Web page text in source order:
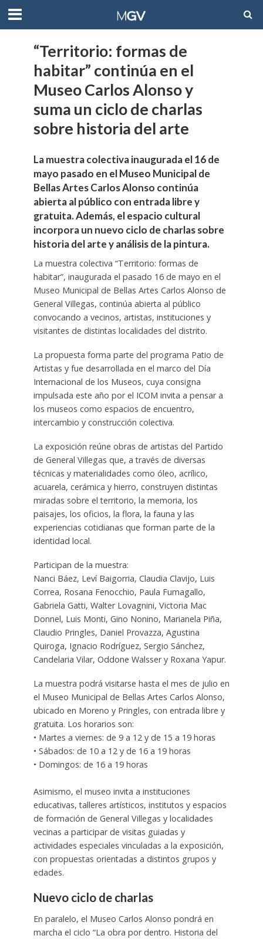
“Territorio: formas de
habitar” continúa en el
Museo Carlos Alonso y
suma un ciclo de charlas
sobre historia del arte
La muestra colectiva inaugurada el 16 de
mayo pasado en el Museo Municipal de
Bellas Artes Carlos Alonso continúa
abierta al público con entrada libre y
gratuita. Además, el espacio cultural
incorpora un nuevo ciclo de charlas sobre
historia del arte y análisis de la pintura.
La muestra colectiva “Territorio: formas de
habitar”, inaugurada el pasado 16 de mayo en el
Museo Municipal de Bellas Artes Carlos Alonso de
General Villegas, continúa abierta al público
convocando a vecinos, artistas, instituciones y
visitantes de distintas localidades del distrito.
La propuesta forma parte del programa Patio de
Artistas y fue desarrollada en el marco del Día
Internacional de los Museos, cuya consigna
impulsada este año por el ICOM invita a pensar a
los museos como espacios de encuentro,
intercambio y construcción colectiva.
La exposición reúne obras de artistas del Partido
de General Villegas que, a través de diversas
técnicas y materialidades como óleo, acrílico,
acuarela, cerámica y hierro, construyen distintas
miradas sobre el territorio, la memoria, los
paisajes, los oficios, la flora, la fauna y las
experiencias cotidianas que forman parte de la
identidad local.
Participan de la muestra:
Nanci Báez, Leví Baigorria, Claudia Clavijo, Luis
Correa, Rosana Fenocchio, Paula Fumagallo,
Gabriela Gatti, Walter Lovagnini, Victoria Mac
Donnel, Luis Monti, Gino Nonino, Marianela Piña,
Claudio Pringles, Daniel Provazza, Agustina
Quiroga, Ignacio Rodríguez, Sergio Sánchez,
Candelaria Vilar, Oddone Walsser y Roxana Yapur.
La muestra podrá visitarse hasta el mes de julio en
el Museo Municipal de Bellas Artes Carlos Alonso,
ubicado en Moreno y Pringles, con entrada libre y
gratuita. Los horarios son:
• Martes a viernes: de 9 a 12 y de 15 a 19 horas
• Sábados: de 10 a 12 y de 16 a 19 horas
• Domingos: de 16 a 19 horas
Asimismo, el museo invita a instituciones
educativas, talleres artísticos, institutos y espacios
de formación de General Villegas y localidades
vecinas a participar de visitas guiadas y
actividades especiales vinculadas a la exposición,
con propuestas orientadas a distintos grupos y
edades.
Nuevo ciclo de charlas
En paralelo, el Museo Carlos Alonso pondrá en
marcha el ciclo “La obra por dentro. Historia del